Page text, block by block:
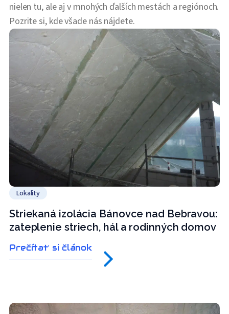
nielen tu, ale aj v mnohých ďalších mestách a regiónoch.
Pozrite si, kde všade nás nájdete.
Lokality
Striekaná izolácia Bánovce nad Bebravou:
zateplenie striech, hál a rodinných domov
Prečítať si článok